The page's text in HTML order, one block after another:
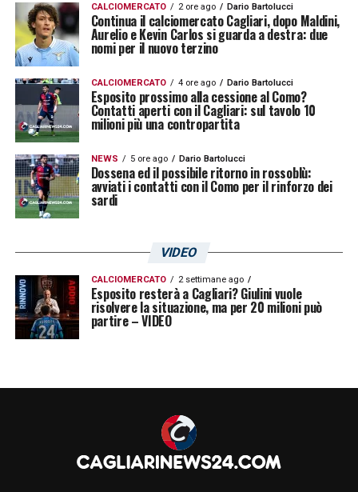
CALCIOMERCATO 2 ore ago Dario Bartolucci
Continua il calciomercato Cagliari, dopo Maldini,
Aurelio e Kevin Carlos si guarda a destra: due
nomi per il nuovo terzino
CALCIOMERCATO 4 ore ago Dario Bartolucci
Esposito prossimo alla cessione al Como?
Contatti aperti con il Cagliari: sul tavolo 10
milioni più una contropartita
NEWS 5 ore ago Dario Bartolucci
Dossena ed il possibile ritorno in rossoblù:
avviati i contatti con il Como per il rinforzo dei
sardi
VIDEO
CALCIOMERCATO 2 settimane ago
Esposito resterà a Cagliari? Giulini vuole
risolvere la situazione, ma per 20 milioni può
partire – VIDEO